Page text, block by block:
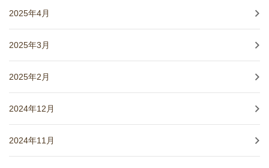
2025年4月
2025年3月
2025年2月
2024年12月
2024年11月